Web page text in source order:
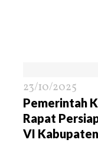
23/10/2025
Pemerintah
Rapat
VI